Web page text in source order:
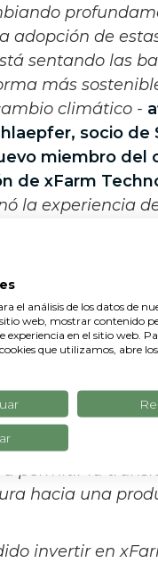
adopción de
sentando las
más
climático -
socio de
miembro del
de xFarm
la experiencia
de
la
de los
la fabricación de
los
es
continuo
permitir la
hacia una
invertir en
el análisis de los datos de
web, mostrar contenido
experiencia en el sitio web.
que utilizamos, abre los